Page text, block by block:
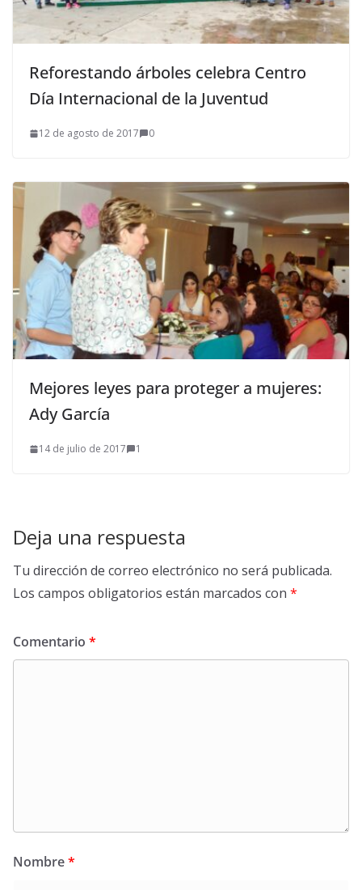
Reforestando árboles celebra Centro
Día Internacional de la Juventud
12 de agosto de 2017 0
Mejores leyes para proteger a mujeres:
Ady García
14 de julio de 2017 1
Deja una respuesta
Tu dirección de correo electrónico no será publicada.
Los campos obligatorios están marcados con *
Comentario *
Nombre*